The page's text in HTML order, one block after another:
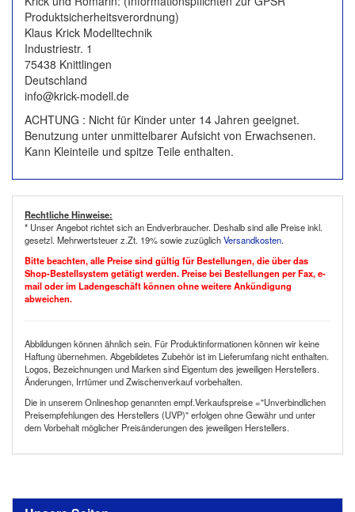
Produktsicherheitsverordnung)
Klaus Krick Modelltechnik
Industriestr. 1
75438 Knittlingen
Deutschland
info@krick-modell.de
ACHTUNG : Nicht für Kinder unter 14 Jahren geeignet.
Benutzung unter unmittelbarer Aufsicht von Erwachsenen.
Kann Kleinteile und spitze Teile enthalten.
Rechtliche Hinweise:
* Unser Angebot richtet sich an Endverbraucher. Deshalb sind alle Preise inkl.
gesetzl. Mehrwertsteuer z.Zt. 19% sowie zuzüglichVersandkosten.
Bitte beachten, alle Preise sind gültig für Bestellungen, die über das
Shop-Bestellsystem getätigt werden. Preise bei Bestellungen per Fax, e-
mail oder im Ladengeschäft können ohne weitere Ankündigung
abweichen.
Abbildungen können ähnlich sein. Für Produktinformationen können wir keine
Haftung übernehmen. Abgebildetes Zubehör ist im Lieferumfang nicht enthalten.
Logos, Bezeichnungen und Marken sind Eigentum des jeweiligen Herstellers.
Änderungen, Irrtümer und Zwischenverkauf vorbehalten.
Die in unserem Onlineshop genannten empf.Verkaufspreise ="Unverbindlichen
Preisempfehlungen des Herstellers (UVP)" erfolgen ohne Gewähr und unter
dem Vorbehalt möglicher Preisänderungen des jeweiligen Herstellers.